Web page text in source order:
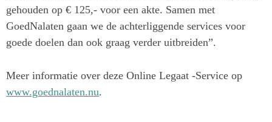
gehouden op € 125,- voor een akte. Samen met
GoedNalaten gaan we de achterliggende services voor
goede doelen dan ook graag verder uitbreiden”.
Meer informatie over deze Online Legaat -Service op
www.goednalaten.nu.